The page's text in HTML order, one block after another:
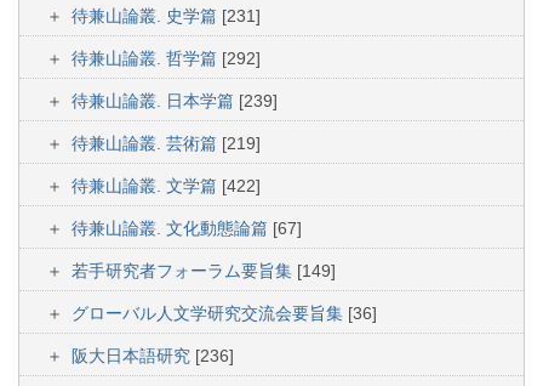
待兼山論叢. 史学篇 [231]
待兼山論叢. 哲学篇 [292]
待兼山論叢. 日本学篇 [239]
待兼山論叢. 芸術篇 [219]
待兼山論叢. 文学篇 [422]
待兼山論叢. 文化動態論篇 [67]
若手研究者フォーラム要旨集 [149]
グローバル人文学研究交流会要旨集 [36]
阪大日本語研究 [236]